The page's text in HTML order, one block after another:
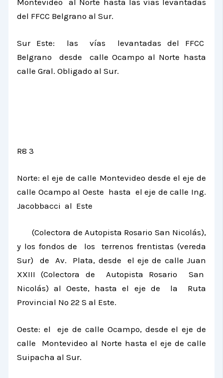
Montevideo al Norte hasta las vías levantadas
del FFCC Belgrano al Sur.
Sur Este: las vías levantadas del FFCC
Belgrano desde calle Ocampo al Norte hasta
calle Gral. Obligado al Sur.
R8 3
Norte: el eje de calle Montevideo desde el eje de
calle Ocampo al Oeste hasta el eje de calle Ing.
Jacobbacci al Este
(Colectora de Autopista Rosario San Nicolás),
y los fondos de los terrenos frentistas (vereda
Sur) de Av. Plata, desde el eje de calle Juan
XXIII (Colectora de Autopista Rosario San
Nicolás) al Oeste, hasta el eje de la Ruta
Provincial Nº 22 S al Este.
Oeste: el eje de calle Ocampo, desde el eje de
calle Montevideo al Norte hasta el eje de calle
Suipacha al Sur.